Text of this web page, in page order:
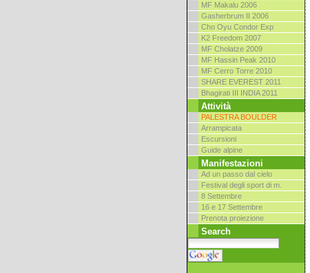
MF Makalu 2006
Gasherbrum II 2006
Cho Oyu Condor Exp
K2 Freedom 2007
MF Cholatze 2009
MF Hassin Peak 2010
MF Cerro Torre 2010
SHARE EVEREST 2011
Bhagirati III INDIA 2011
Attività
PALESTRA BOULDER
Arrampicata
Escursioni
Guide alpine
Manifestazioni
Ad un passo dal cielo
Festival degli sport di m.
8 Settembre
16 e 17 Settembre
Prenota proiezione
Search